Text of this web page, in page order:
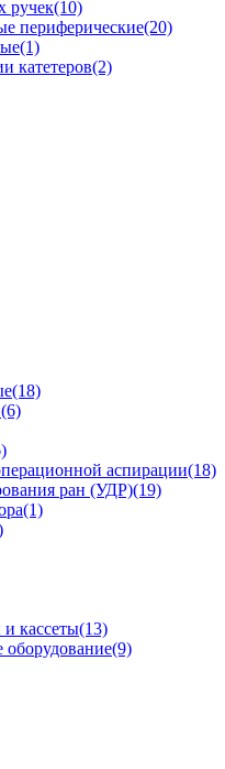
ручек(10)
периферические(20)
(1)
катетеров(2)
(18)
(6)
аспирации(18)
ран (УДР)(19)
(1)
кассеты(13)
оборудование(9)